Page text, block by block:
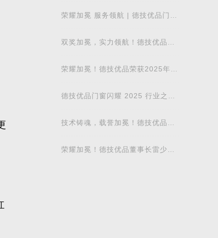
荣耀加冕 服务领航 | 德技优品门窗
双奖加冕，实力领航！德技优品门
磅奖项
荣耀加冕！德技优品荣获2025年度
德技优品门窗闪耀 2025 行业之光
技术铸魂，载誉加冕！德技优品门
荣耀加冕！德技优品董事长雷少军